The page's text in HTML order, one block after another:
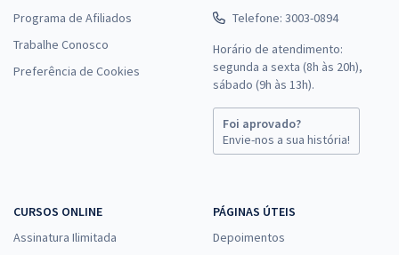
Programa de Afiliados
Trabalhe Conosco
Preferência de Cookies
Telefone: 3003-0894
Horário de atendimento:
segunda a sexta (8h às 20h),
sábado (9h às 13h).
Foi aprovado?
Envie-nos a sua história!
CURSOS ONLINE
Assinatura Ilimitada
PÁGINAS ÚTEIS
Depoimentos